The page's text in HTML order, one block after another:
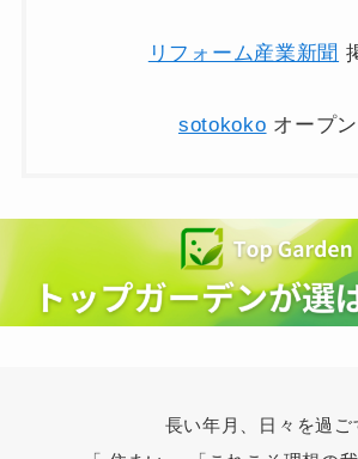
リフォーム産業新聞
sotokoko オープン
長い年月、日々を過ご